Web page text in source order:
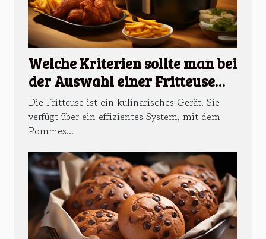
Welche Kriterien sollte man bei
der Auswahl einer Fritteuse
beachten?
Die Fritteuse ist ein kulinarisches Gerät. Sie
verfügt über ein effizientes System, mit dem
Pommes...